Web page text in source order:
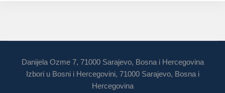
Danijela Ozme 7, 71000 Sarajevo, Bosna i Hercegovina
Izbori u Bosni i Hercegovini, 71000 Sarajevo, Bosna i
Hercegovina